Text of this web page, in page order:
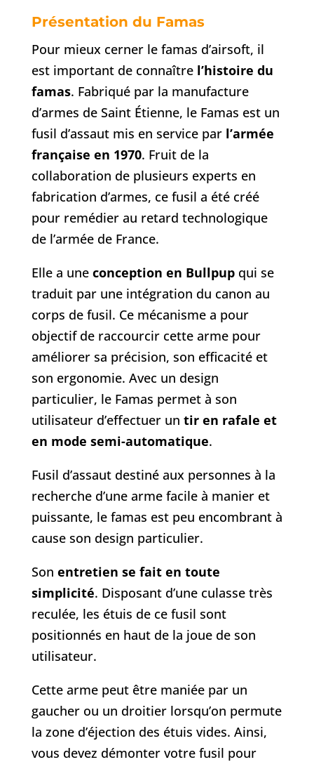
Présentation du Famas
Pour mieux cerner le famas d’airsoft, il
est important de connaître l’histoire du
famas. Fabriqué par la manufacture
d’armes de Saint Étienne, le Famas est un
fusil d’assaut mis en service par l’armée
française en 1970. Fruit de la
collaboration de plusieurs experts en
fabrication d’armes, ce fusil a été créé
pour remédier au retard technologique
de l’armée de France.
Elle a une conception en Bullpupqui se
traduit par une intégration du canon au
corps de fusil. Ce mécanisme a pour
objectif de raccourcir cette arme pour
améliorer sa précision, son efficacité et
son ergonomie. Avec un design
particulier, le Famas permet à son
utilisateur d’effectuer un tir en rafale et
en mode semi-automatique.
Fusil d’assaut destiné aux personnes à la
recherche d’une arme facile à manier et
puissante, le famas est peu encombrant à
cause son design particulier.
Son entretien se fait en toute
simplicité. Disposant d’une culasse très
reculée, les étuis de ce fusil sont
positionnés en haut de la joue de son
utilisateur.
Cette arme peut être maniée par un
gaucher ou un droitier lorsqu’on permute
la zone d’éjection des étuis vides. Ainsi,
vous devez démonter votre fusil pour